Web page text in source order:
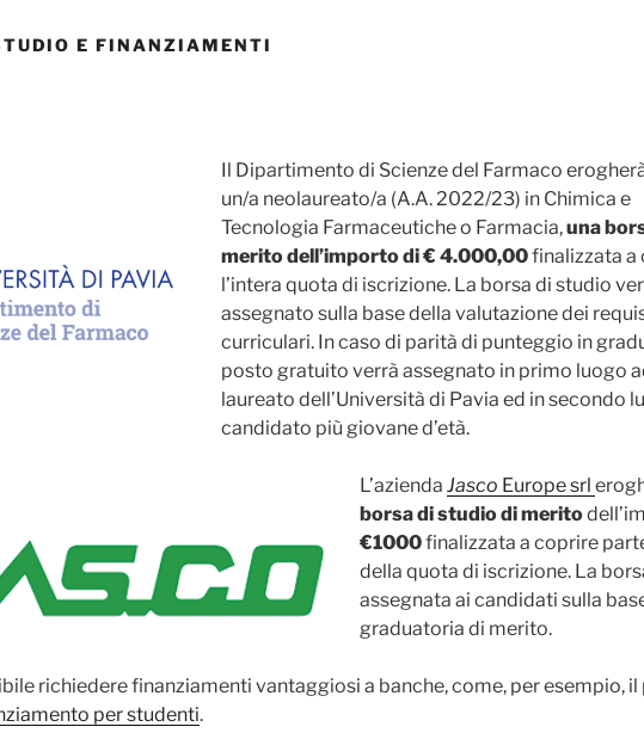
E FINANZIAMENTI
Il Dipartimento di Scienze del Farmaco
un/a neolaureato/a (A.A. 2022/23) in Chimica e
Tecnologia Farmaceutiche o Farmacia,una
merito dell’importo di € 4.000,00finalizzata a
l’intera quota di iscrizione. La borsa di studio
assegnato sulla base della valutazione dei
curriculari. In caso di parità di punteggio in
posto gratuito verrà assegnato in primo luogo
laureato dell’Università di Pavia ed in secondo
candidato più giovane d’età.
L’azienda Jasco Europe srl
borsa di studiodi merito
€1000finalizzata a coprire
della quota di iscrizione. La
assegnata ai candidati sulla
graduatoria di merito.
richiedere finanziamenti vantaggiosi a banche, come, per esempio,
per studenti.